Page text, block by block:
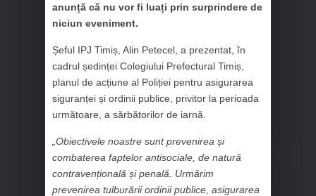
anunță că nu vor fi luați prin surprindere de
niciun eveniment.
Șeful IPJ Timiș, Alin Petecel, a prezentat, în
cadrul ședinței Colegiului Prefectural Timiș,
planul de acțiune al Poliției pentru asigurarea
siguranței și ordinii publice, privitor la perioada
următoare, a sărbătorilor de iarnă.
„Obiectivele noastre sunt prevenirea și
combaterea faptelor antisociale, de natură
contravențională și penală. Urmărim
prevenirea tulburării ordinii publice, asigurarea